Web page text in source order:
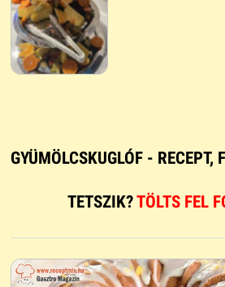
GYÜMÖLCSKUGLÓF - RECEPT,
TETSZIK?TÖLTS FEL